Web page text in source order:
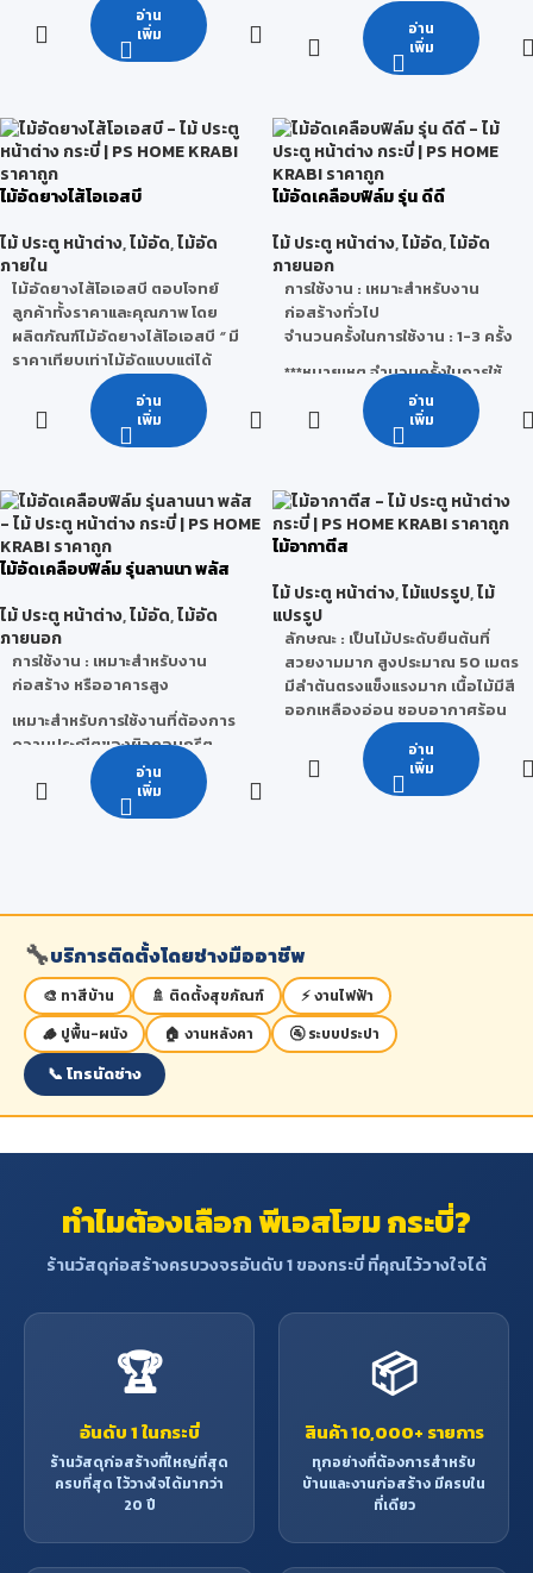
ป้องกันเสียงรบกวนได้อย่างดี
เยี่ยม โดยมีอัตราการกันเสียง ที่
เย็นสบาย
สไมล์บอร์ด ผ่านการรับรอง
มาตรฐานการทนไฟ จากประเทศ
อังกฤษ
ป้องกันปลวก และแมลงกินไม้ทุก
ชนิด
ไม่มีส่วนผสมของแร่ใยหิน
ทำงานง่าย โดยสามารถใช้เครื่อง
มือไม้ทั่วไปในการทำงาน เช่น ตัด
เจาะ ขัดผิว ปาดมุม ฯลฯ
ประหยัดเวลา และค่าแรงก่อสร้าง
เป็นมิตรต่อสิ่งแวดล้อม เนื่องจาก
เป็นกระบวนการผลิตที่ปราศจาก
กก., 48 กก., 65 กก., 81 กก., 97
กก.
น้ำหนัก (กก./ตร.ม.) : 11.1 กก.,
13.9 กก., 16.7 กก., 22.6 กก.,
28.1 กก., 33.7 กก.
ขนาดพิเศษ : 122 x 244 cm. / 120
x 300 cm. หรือ ตามตกลงกับทาง
บริษัท
ขนาดพิเศษ (ความหนา) : 14
mm./15 mm./18 mm.
• สามารถทำฉลุ /ไดคัตได้
• พิมพ์สีและทำสีบนแผ่นพลาสวู้ดได้
• ผ่านการรับรองการเป็นมิตรกับ
Label จากสถาบันประเทศสิงคโปร์
• ผ่านการรับรองมาตรฐาน Lead
Free(ปลอดจากสารตะกั่ว) และ
จากสารระเหยที่เป็นพิษในอากาศ (
กระบวนการผลิต : Co-
ExtrusionProcess(โค-เอ็กซ์
ทรูชั่น) –การรีดร่วมทำให้ผิวหน้า
ของแผ่น PVC มีความแข็งพิเศษ
คุณสมบัติ: ไม่บวมน้ำ ทนปลวก
ทนเชื้อราและมอด ไม่เป็นเชื้อไฟ น้ำ
หนักเบา และเป็นมิตรกับสิ่ง
แวดล้อม
ลักษณะการใช้งาน: สามารถใช้ได้
CNC ,งานทำสี ไฮกรอส, งานป้าย
โฆษณา ,เฟอร์นิเจอร์กันน้ำ, ห้องน้ำ,
ชุดห้องครัว, ห้องซาวน่า, ห้อง
วีซี, คิ้ว-บัว เป็นต้น
อ่าน
เพิ่ม
มาตรฐาน ทำให้สามารถนำไม้อัดใช้
ในงานภายนอก หรือพื้นที่ที่มีสภาวะ
เปียกชื้นได้ เช่น อุตสาหกรรมการ
ลักษณะการใช้งาน : เหมาะสำหรับ
งานภายนอก เช่น อุตสาหกรรม
การต่อเรือ เฟอร์นิเจอร์ ฯลฯ
อ่าน
เพิ่ม
ไม้อัดยางไส้โอเอสบี
ไม้ ประตู หน้าต่าง,ไม้อัด,ไม้อัด
ภายใน
ไม้อัดยางไส้โอเอสบี ตอบโจทย์
ลูกค้าทั้งราคาและคุณภาพ โดย
ผลิตภัณฑ์ไม้อัดยางไส้โอเอสบี “มี
ราคาเทียบเท่าไม้อัดแบบแต่ได้
คุณภาพเท่าเกรดไม้อัดยาง
เฟอร์นิเจอร์ ”
โดยมีขนาดความ
หนา 10 มม.และ 15 มม. โดยปัจจุบัน
“ไม้อัดยางไส้โอเอสบี รุ่น
สภาวะเปียกชื้น
ลักษณะการใช้งาน :
เหมาะสำหรับ
งานเฟอร์นิเจอร์ และงานตกแต่ง
คุณสมบัติ :มีผิวหน้าเรียบง่ายต่อ
การทำสี และงานปิดผิวต่างๆ
อ่าน
เพิ่ม
ไม้อัดเคลือบฟิล์ม รุ่น ดีดี
ไม้ ประตู หน้าต่าง,ไม้อัด,ไม้อัด
ภายนอก
การใช้งาน : เหมาะสำหรับงาน
ก่อสร้างทั่วไป
จำนวนครั้งในการใช้งาน : 1-3 ครั้ง
***หมายเหตุ จำนวนครั้งในการใช้
งานจริงนั้นสามารถเปลี่ยนแปลง
ได้ โดยขึ้นอยู่กับ สภาพแวดล้อม วิธี
ใช้งานของผู้ใช้ การเก็บรักษา และ
อ่าน
เพิ่ม
ไม้อัดเคลือบฟิล์ม รุ่นลานนา พลัส
ไม้ ประตู หน้าต่าง,ไม้อัด,ไม้อัด
ภายนอก
การใช้งาน : เหมาะสำหรับงาน
ก่อสร้าง หรืออาคารสูง
เหมาะสำหรับการใช้งานที่ต้องการ
ความประณีตของผิวคอนกรีต
เรียบสวยพิเศษ
จำนวนครั้งในการใช้งาน : 10-15
ใช้งานของผู้ใช้ การเก็บรักษา และ
สภาวะอากาศ
อ่าน
เพิ่ม
ไม้อากาตีส
ไม้ ประตู หน้าต่าง,ไม้แปรรูป,ไม้
แปรรูป
ลักษณะ : เป็นไม้ประดับยืนต้นที่
สวยงามมาก สูงประมาณ 50 เมตร
มีลำต้นตรงแข็งแรงมาก เนื้อไม้มีสี
ออกเหลืองอ่อน ชอบอากาศร้อน
และชื้น มีถิ่นกำเนิด สันนิษฐานว่ามี
ถิ่นกำเนิดจากประเทศอินโดนีเซีย
: ไม้อกาตีสเป็นไม้เนื้อ
ละเอียด ไม่เปลี่ยนรูปทรง ทนทาน
เป็นไม้ประดับภายในบ้าน
อ่าน
เพิ่ม
🔧บริการติดตั้งโดยช่างมืออาชีพ
🎨 ทาสีบ้าน 🚿 ติดตั้งสุขภัณฑ์
⚡ งานไฟฟ้า
🪵 ปูพื้น-ผนัง
🏠 งานหลังคา 🚰 ระบบประปา
📞 โทรนัดช่าง
ทำไมต้องเลือก พีเอสโฮม กระบี่?
ร้านวัสดุก่อสร้างครบวงจรอันดับ 1 ของกระบี่ ที่คุณไว้วางใจได้
🏆
อันดับ 1 ในกระบี่
ร้านวัสดุก่อสร้างที่ใหญ่ที่สุด
ครบที่สุด ไว้วางใจได้มากว่า
20 ปี
📦
สินค้า 10,000+ รายการ
ทุกอย่างที่ต้องการสำหรับ
บ้านและงานก่อสร้าง มีครบใน
ที่เดียว